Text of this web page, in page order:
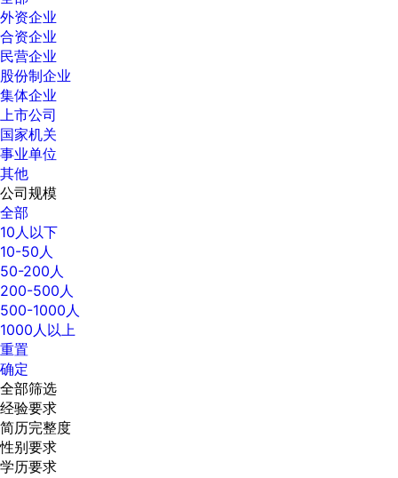
外资企业
合资企业
民营企业
股份制企业
集体企业
上市公司
国家机关
事业单位
其他
公司规模
全部
10人以下
10-50人
50-200人
200-500人
500-1000人
1000人以上
重置
确定
全部筛选
经验要求
简历完整度
性别要求
学历要求